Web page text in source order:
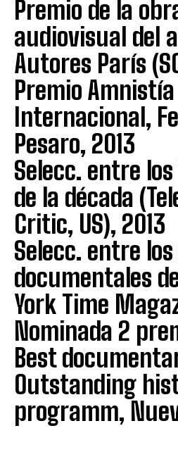
Premio de la
audiovisual del
Autores París
Premio Amnistía
Internacional,
Pesaro, 2013
Selecc. entre
de la década
Critic, US), 2013
Selecc. entre
documentales
York Time
Nominada 2
Best
Outstanding
programm,